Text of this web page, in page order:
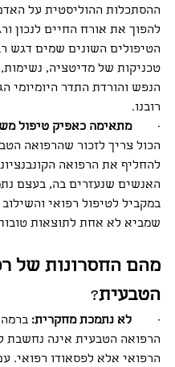
ההסתכלות ההוליסטית על האדם
להפוך את אורח החיים לנכון
הטיפולים השונים שמים דגש
טכניקות של מדיטציה,
הנפש והורדת התדר היומיומי
רובנו.
· מתאימה כאפיק טיפול
הכול צריך לזכור שהרפואה
להחליף את הרפואה
האנשים שנעזרים בה, בעצם
במקביל לטיפול רפואי
שמביא לא אחת לתוצאות
מהם החסרונות של
הטבעית?
· לא נתמכת מחקרית:
הרפואה הטבעית אינה נחשבת
הרפואי אלא לפסאודו רפואי.